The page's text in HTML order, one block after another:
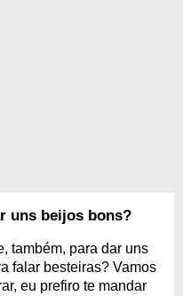
uns beijos bons?
também, para dar uns
falar besteiras? Vamos
eu prefiro te mandar